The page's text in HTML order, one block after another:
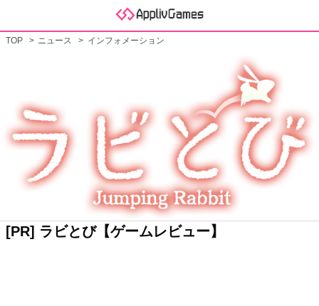
TOP ニュース インフォメーション
[PR] ラビとび【ゲームレビュー】